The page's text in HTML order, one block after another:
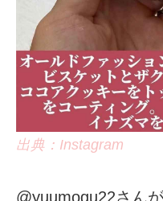
出典：Instagram
@yuumogu22さん